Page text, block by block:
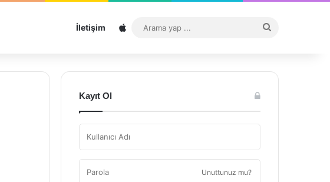
İletişim Sitemap
...
Kayıt Ol
Unuttunuz mu?